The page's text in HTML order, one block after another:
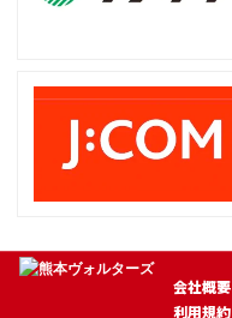
会社概要
利用規約